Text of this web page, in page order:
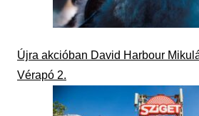
Újra akcióban David Harbour
Vérapó 2.